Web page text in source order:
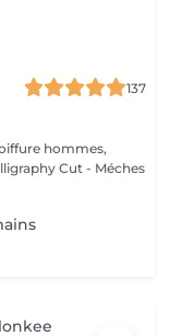
137
Cut - Méches